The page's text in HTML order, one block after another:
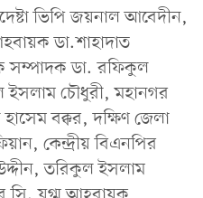
ভিপি জয়নাল আবেদীন,
ডা.শাহাদাত
সম্পাদক ডা. রফিকুল
ইসলাম চৌধুরী, মহানগর
বক্কর, দক্ষিণ জেলা
কেন্দ্রীয় বিএনপির
তরিকুল ইসলাম